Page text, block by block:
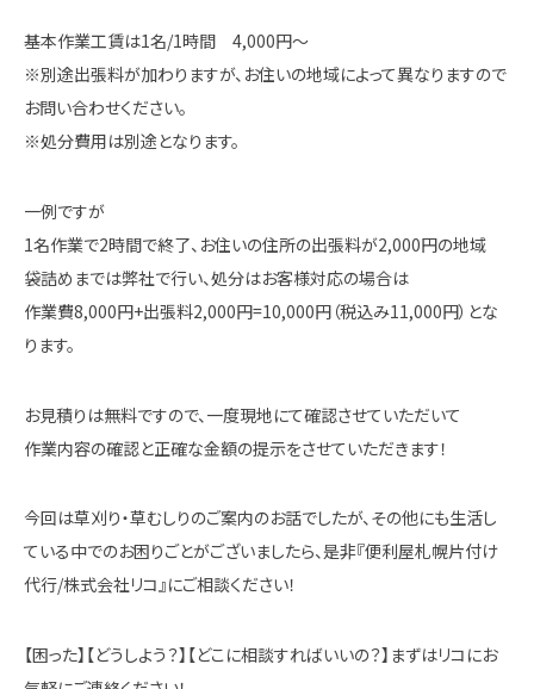
基本作業工賃は1名/1時間 4,000円～
※別途出張料が加わりますが、お住いの地域によって異なりますので
お問い合わせください。
※処分費用は別途となります。
一例ですが
1名作業で2時間で終了、お住いの住所の出張料が2,000円の地域
袋詰めまでは弊社で行い、処分はお客様対応の場合は
作業費8,000円+出張料2,000円=10,000円（税込み11,000円）とな
ります。
お見積りは無料ですので、一度現地にて確認させていただいて
作業内容の確認と正確な金額の提示をさせていただきます！
今回は草刈り・草むしりのご案内のお話でしたが、その他にも生活し
ている中でのお困りごとがございましたら、是非『便利屋札幌片付け
代行/株式会社リコ』にご相談ください！
【困った】【どうしよう？】【どこに相談すればいいの？】まずはリコにお